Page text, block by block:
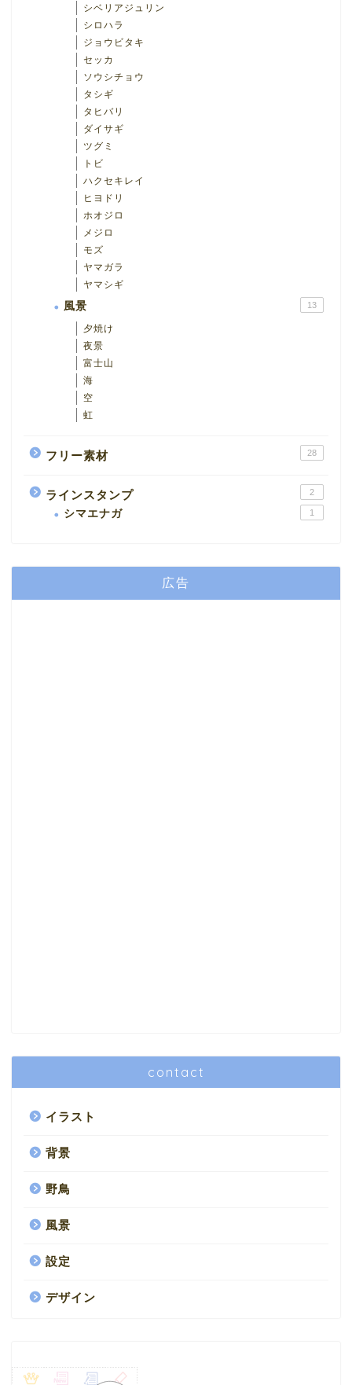
シベリアジュリン
シロハラ
ジョウビタキ
セッカ
ソウシチョウ
タシギ
タヒバリ
ダイサギ
ツグミ
トビ
ハクセキレイ
ヒヨドリ
ホオジロ
メジロ
モズ
ヤマガラ
ヤマシギ
風景 13
夕焼け
夜景
富士山
海
空
虹
フリー素材 28
ラインスタンプ 2
シマエナガ 1
広告
contact
イラスト
背景
野鳥
風景
設定
デザイン